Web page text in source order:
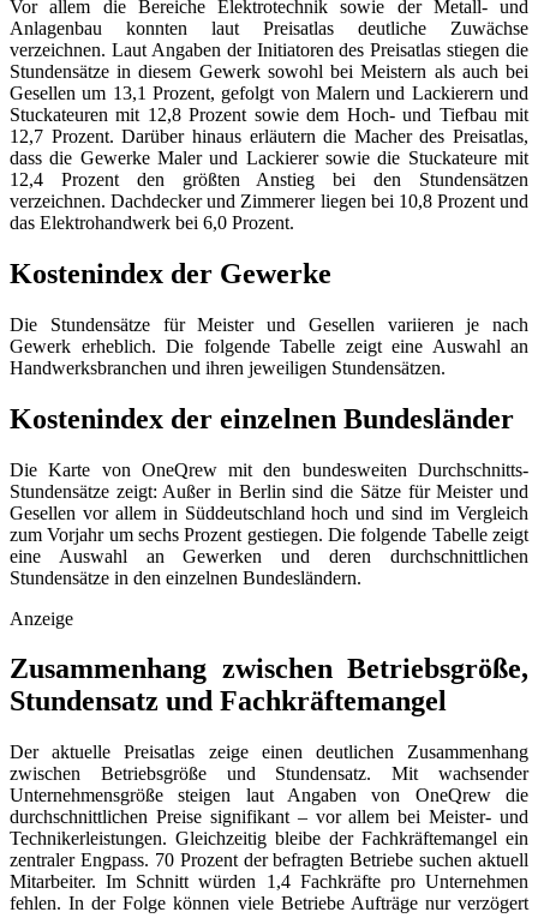
Vor allem die Bereiche Elektrotechnik sowie der Metall- und
Anlagenbau konnten laut Preisatlas deutliche Zuwächse
verzeichnen. Laut Angaben der Initiatoren des Preisatlas stiegen die
Stundensätze in diesem Gewerk sowohl bei Meistern als auch bei
Gesellen um 13,1 Prozent, gefolgt von Malern und Lackierern und
Stuckateuren mit 12,8 Prozent sowie dem Hoch- und Tiefbau mit
12,7 Prozent. Darüber hinaus erläutern die Macher des Preisatlas,
dass die Gewerke Maler und Lackierer sowie die Stuckateure mit
12,4 Prozent den größten Anstieg bei den Stundensätzen
verzeichnen. Dachdecker und Zimmerer liegen bei 10,8 Prozent und
das Elektrohandwerk bei 6,0 Prozent.
Kostenindex der Gewerke
Die Stundensätze für Meister und Gesellen variieren je nach
Gewerk erheblich. Die folgende Tabelle zeigt eine Auswahl an
Handwerksbranchen und ihren jeweiligen Stundensätzen.
Kostenindex der einzelnen Bundesländer
Die Karte von OneQrew mit den bundesweiten Durchschnitts-
Stundensätze zeigt: Außer in Berlin sind die Sätze für Meister und
Gesellen vor allem in Süddeutschland hoch und sind im Vergleich
zum Vorjahr um sechs Prozent gestiegen. Die folgende Tabelle zeigt
eine Auswahl an Gewerken und deren durchschnittlichen
Stundensätze in den einzelnen Bundesländern.
Anzeige
Zusammenhang zwischen Betriebsgröße,
Stundensatz und Fachkräftemangel
Der aktuelle Preisatlas zeige einen deutlichen Zusammenhang
zwischen Betriebsgröße und Stundensatz. Mit wachsender
Unternehmensgröße steigen laut Angaben von OneQrew die
durchschnittlichen Preise signifikant – vor allem bei Meister- und
Technikerleistungen. Gleichzeitig bleibe der Fachkräftemangel ein
zentraler Engpass. 70 Prozent der befragten Betriebe suchen aktuell
Mitarbeiter. Im Schnitt würden 1,4 Fachkräfte pro Unternehmen
fehlen. In der Folge können viele Betriebe Aufträge nur verzögert